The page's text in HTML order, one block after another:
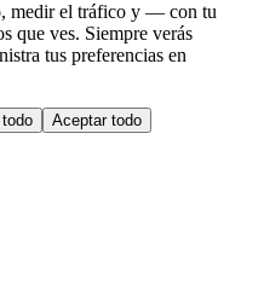
medir el tráfico y — con tu
que ves. Siempre verás
tus preferencias en
Aceptar todo